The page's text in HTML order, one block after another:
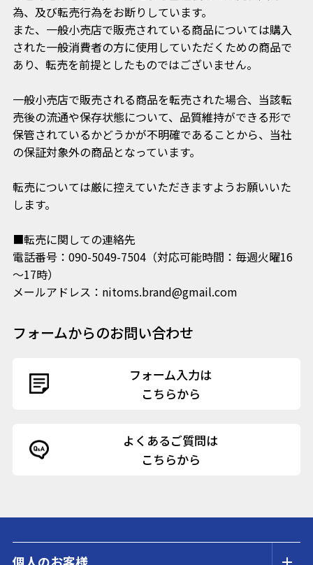
為、及び転売行為をお断りしています。
また、一般小売店で販売されている商品については購入
された一般消費者の方に使用していただくための商品で
あり、転売を前提としたものではございません。
一般小売店で販売される商品を転売された場合、当該転
売後の流通や保存状態について、品質維持ができる形で
保管されているかどうかが不明確であることから、当社
の保証対象外の商品となっています。
転売については厳に控えていただきますようお願いいた
します。
■転売に関しての連絡先
電話番号：090-5049-7504（対応可能時間：毎週火曜16
～17時）
メールアドレス：nitoms.brand@gmail.com
フォームからのお問い合わせ
フォーム入力は
こちらから
よくあるご質問は
こちらから
個人のお客様